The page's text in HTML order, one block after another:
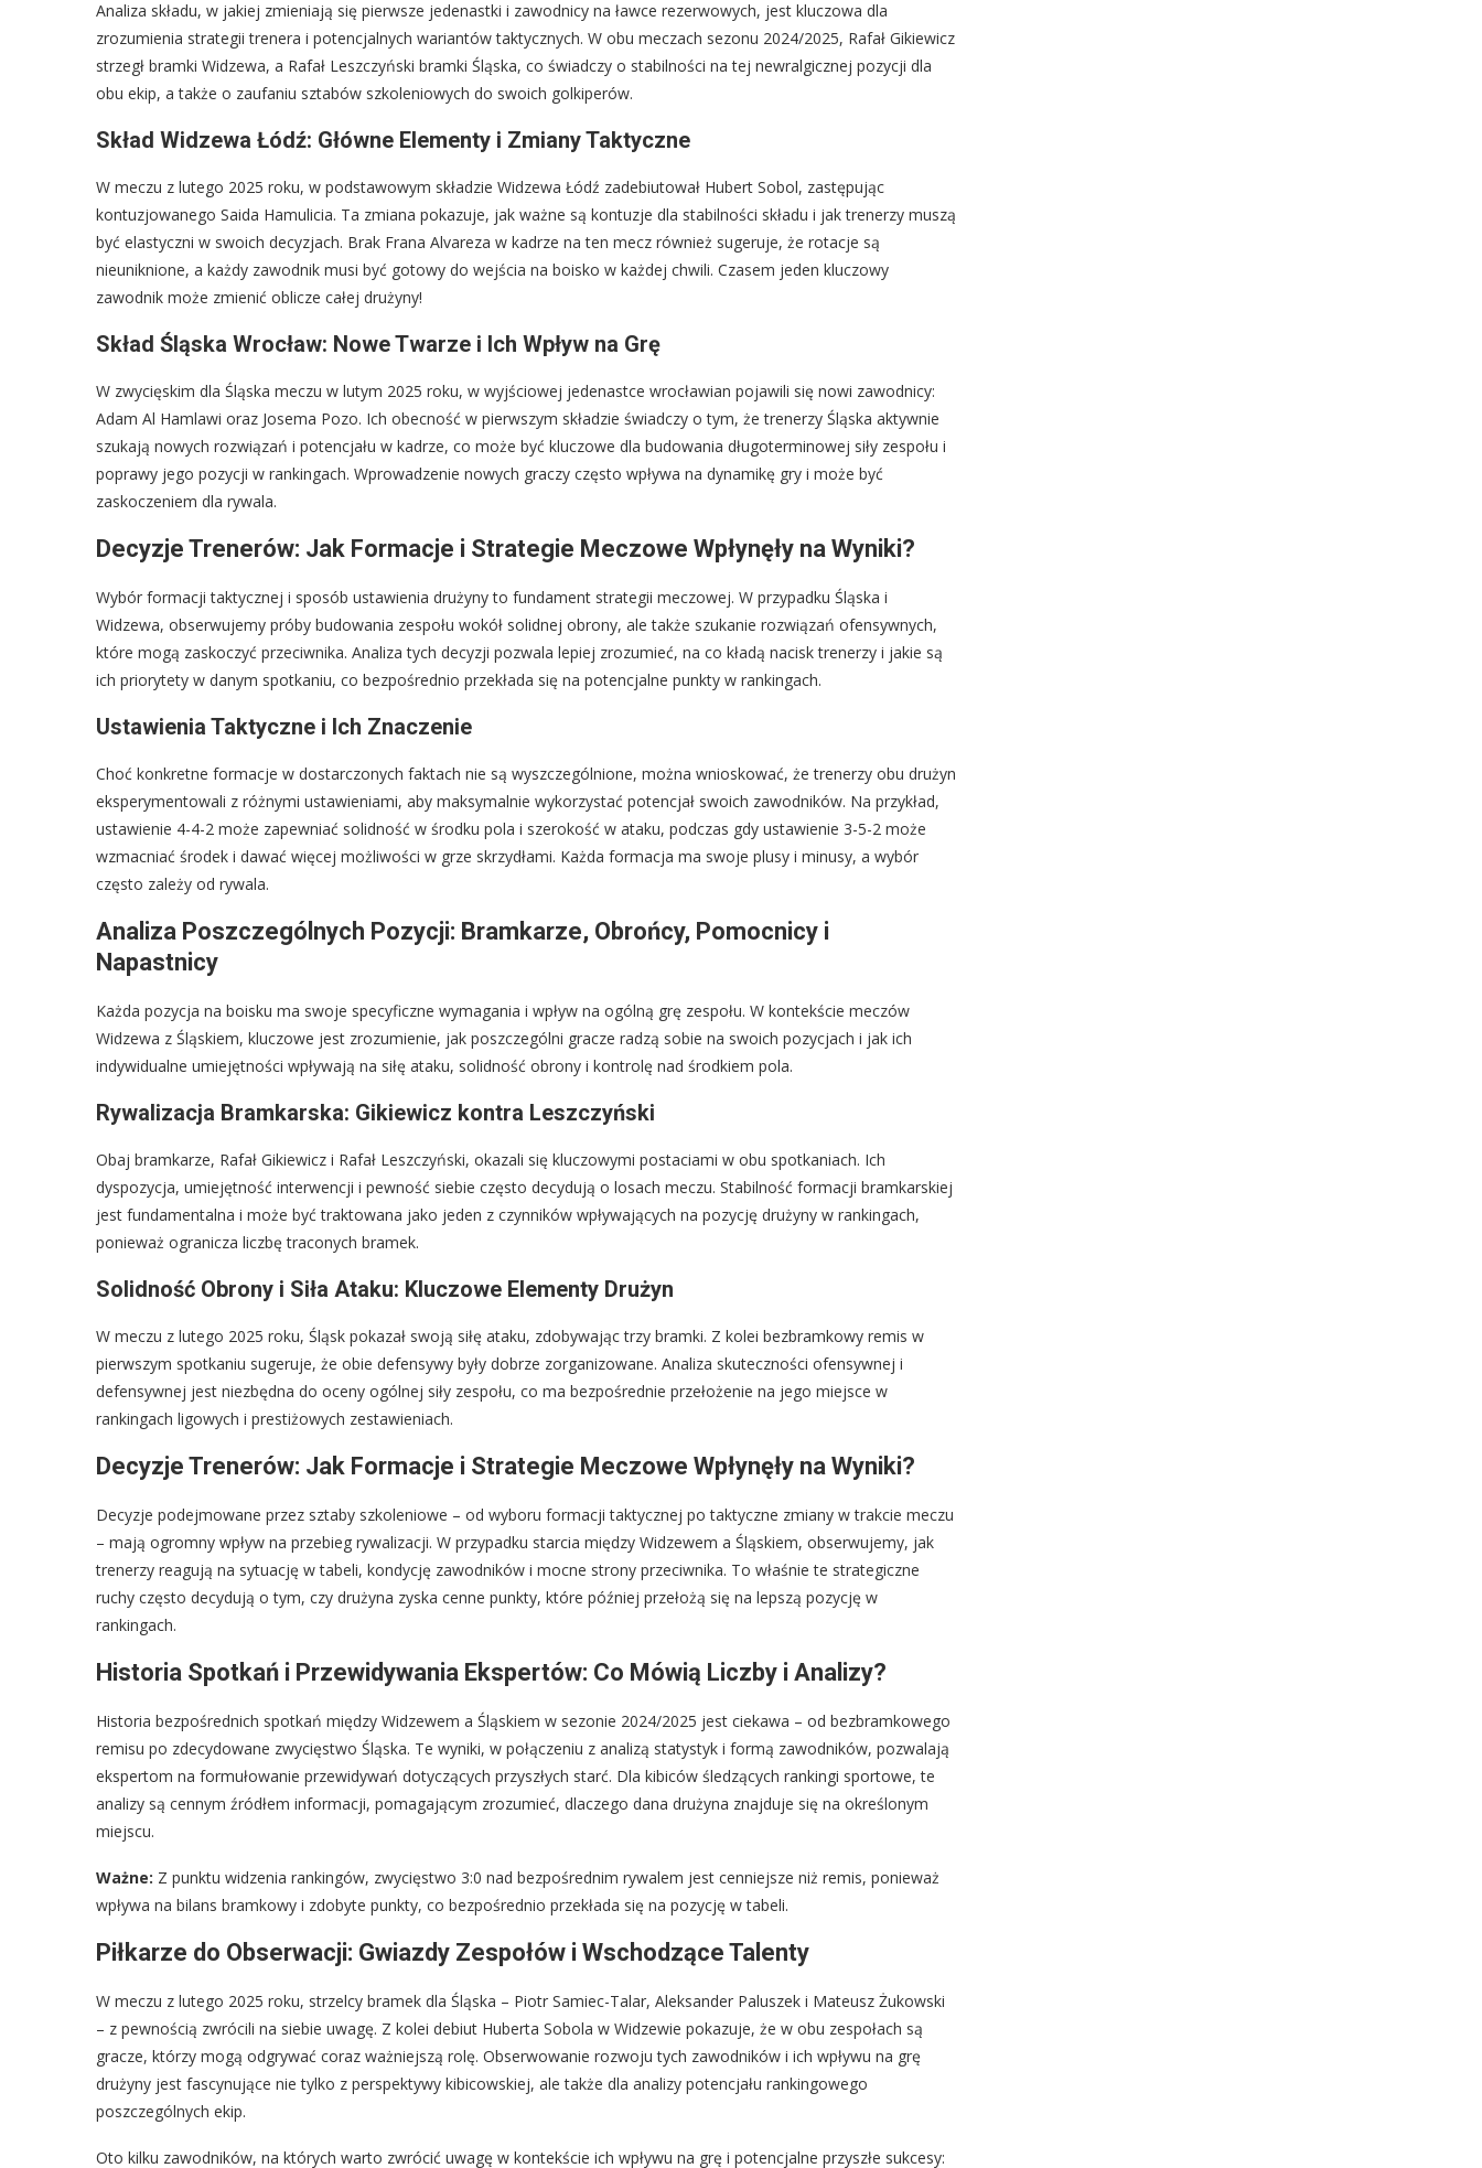
Analiza składu, w jakiej zmieniają się pierwsze jedenastki i zawodnicy na ławce rezerwowych, jest kluczowa dla
zrozumienia strategii trenera i potencjalnych wariantów taktycznych. W obu meczach sezonu 2024/2025, Rafał Gikiewicz
strzegł bramki Widzewa, a Rafał Leszczyński bramki Śląska, co świadczy o stabilności na tej newralgicznej pozycji dla
obu ekip, a także o zaufaniu sztabów szkoleniowych do swoich golkiperów.
Skład Widzewa Łódź: Główne Elementy i Zmiany Taktyczne
W meczu z lutego 2025 roku, w podstawowym składzie Widzewa Łódź zadebiutował Hubert Sobol, zastępując
kontuzjowanego Saida Hamulicia. Ta zmiana pokazuje, jak ważne są kontuzje dla stabilności składu i jak trenerzy muszą
być elastyczni w swoich decyzjach. Brak Frana Alvareza w kadrze na ten mecz również sugeruje, że rotacje są
nieuniknione, a każdy zawodnik musi być gotowy do wejścia na boisko w każdej chwili. Czasem jeden kluczowy
zawodnik może zmienić oblicze całej drużyny!
Skład Śląska Wrocław: Nowe Twarze i Ich Wpływ na Grę
W zwycięskim dla Śląska meczu w lutym 2025 roku, w wyjściowej jedenastce wrocławian pojawili się nowi zawodnicy:
Adam Al Hamlawi oraz Josema Pozo. Ich obecność w pierwszym składzie świadczy o tym, że trenerzy Śląska aktywnie
szukają nowych rozwiązań i potencjału w kadrze, co może być kluczowe dla budowania długoterminowej siły zespołu i
poprawy jego pozycji w rankingach. Wprowadzenie nowych graczy często wpływa na dynamikę gry i może być
zaskoczeniem dla rywala.
Decyzje Trenerów: Jak Formacje i Strategie Meczowe Wpłynęły na Wyniki?
Wybór formacji taktycznej i sposób ustawienia drużyny to fundament strategii meczowej. W przypadku Śląska i
Widzewa, obserwujemy próby budowania zespołu wokół solidnej obrony, ale także szukanie rozwiązań ofensywnych,
które mogą zaskoczyć przeciwnika. Analiza tych decyzji pozwala lepiej zrozumieć, na co kładą nacisk trenerzy i jakie są
ich priorytety w danym spotkaniu, co bezpośrednio przekłada się na potencjalne punkty w rankingach.
Ustawienia Taktyczne i Ich Znaczenie
Choć konkretne formacje w dostarczonych faktach nie są wyszczególnione, można wnioskować, że trenerzy obu drużyn
eksperymentowali z różnymi ustawieniami, aby maksymalnie wykorzystać potencjał swoich zawodników. Na przykład,
ustawienie 4-4-2 może zapewniać solidność w środku pola i szerokość w ataku, podczas gdy ustawienie 3-5-2 może
wzmacniać środek i dawać więcej możliwości w grze skrzydłami. Każda formacja ma swoje plusy i minusy, a wybór
często zależy od rywala.
Analiza Poszczególnych Pozycji: Bramkarze, Obrońcy, Pomocnicy i
Napastnicy
Każda pozycja na boisku ma swoje specyficzne wymagania i wpływ na ogólną grę zespołu. W kontekście meczów
Widzewa z Śląskiem, kluczowe jest zrozumienie, jak poszczególni gracze radzą sobie na swoich pozycjach i jak ich
indywidualne umiejętności wpływają na siłę ataku, solidność obrony i kontrolę nad środkiem pola.
Rywalizacja Bramkarska: Gikiewicz kontra Leszczyński
Obaj bramkarze, Rafał Gikiewicz i Rafał Leszczyński, okazali się kluczowymi postaciami w obu spotkaniach. Ich
dyspozycja, umiejętność interwencji i pewność siebie często decydują o losach meczu. Stabilność formacji bramkarskiej
jest fundamentalna i może być traktowana jako jeden z czynników wpływających na pozycję drużyny w rankingach,
ponieważ ogranicza liczbę traconych bramek.
Solidność Obrony i Siła Ataku: Kluczowe Elementy Drużyn
W meczu z lutego 2025 roku, Śląsk pokazał swoją siłę ataku, zdobywając trzy bramki. Z kolei bezbramkowy remis w
pierwszym spotkaniu sugeruje, że obie defensywy były dobrze zorganizowane. Analiza skuteczności ofensywnej i
defensywnej jest niezbędna do oceny ogólnej siły zespołu, co ma bezpośrednie przełożenie na jego miejsce w
rankingach ligowych i prestiżowych zestawieniach.
Decyzje Trenerów: Jak Formacje i Strategie Meczowe Wpłynęły na Wyniki?
Decyzje podejmowane przez sztaby szkoleniowe – od wyboru formacji taktycznej po taktyczne zmiany w trakcie meczu
– mają ogromny wpływ na przebieg rywalizacji. W przypadku starcia między Widzewem a Śląskiem, obserwujemy, jak
trenerzy reagują na sytuację w tabeli, kondycję zawodników i mocne strony przeciwnika. To właśnie te strategiczne
ruchy często decydują o tym, czy drużyna zyska cenne punkty, które później przełożą się na lepszą pozycję w
rankingach.
Historia Spotkań i Przewidywania Ekspertów: Co Mówią Liczby i Analizy?
Historia bezpośrednich spotkań między Widzewem a Śląskiem w sezonie 2024/2025 jest ciekawa – od bezbramkowego
remisu po zdecydowane zwycięstwo Śląska. Te wyniki, w połączeniu z analizą statystyk i formą zawodników, pozwalają
ekspertom na formułowanie przewidywań dotyczących przyszłych starć. Dla kibiców śledzących rankingi sportowe, te
analizy są cennym źródłem informacji, pomagającym zrozumieć, dlaczego dana drużyna znajduje się na określonym
miejscu.
Ważne: Z punktu widzenia rankingów, zwycięstwo 3:0 nad bezpośrednim rywalem jest cenniejsze niż remis, ponieważ
wpływa na bilans bramkowy i zdobyte punkty, co bezpośrednio przekłada się na pozycję w tabeli.
Piłkarze do Obserwacji: Gwiazdy Zespołów i Wschodzące Talenty
W meczu z lutego 2025 roku, strzelcy bramek dla Śląska – Piotr Samiec-Talar, Aleksander Paluszek i Mateusz Żukowski
– z pewnością zwrócili na siebie uwagę. Z kolei debiut Huberta Sobola w Widzewie pokazuje, że w obu zespołach są
gracze, którzy mogą odgrywać coraz ważniejszą rolę. Obserwowanie rozwoju tych zawodników i ich wpływu na grę
drużyny jest fascynujące nie tylko z perspektywy kibicowskiej, ale także dla analizy potencjału rankingowego
poszczególnych ekip.
Oto kilku zawodników, na których warto zwrócić uwagę w kontekście ich wpływu na grę i potencjalne przyszłe sukcesy: